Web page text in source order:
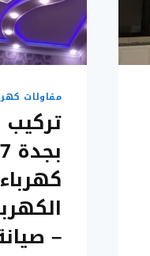
مقاولات
تركيب
–